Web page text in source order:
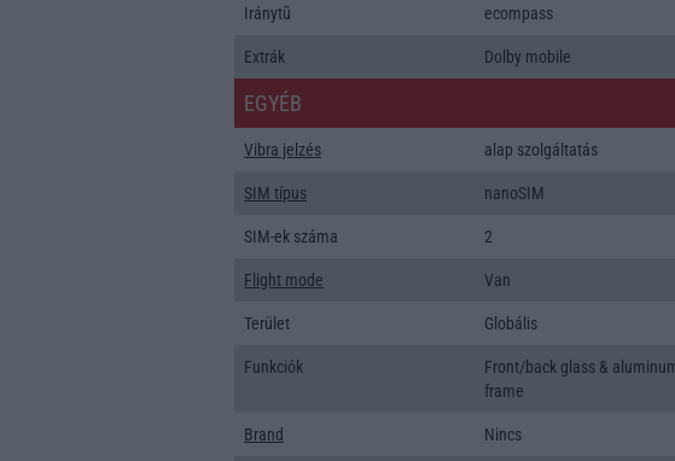
Iránytũ ecompass
Extrák Dolby mobile
EGYÉB
Vibra jelzés alap szolgáltatás
SIM típus nanoSIM
SIM-ek száma 2
Flight mode Van
Terület Globális
Funkciók
Front/back glass &
frame
Brand Nincs